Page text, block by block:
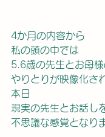
4か月の内容から
私の頭の中では
5.6歳の先生とお母
やりとりが映像化さ
本日
現実の先生とお話し
不思議な感覚となり